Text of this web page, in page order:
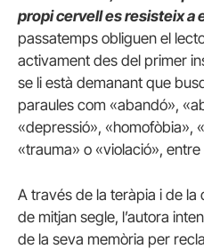
propi cervell es resisteix a
passatemps obliguen el
activament des del primer
se li està demanant que
paraules com «abandó»,
«depressió», «homofòbia»,
«trauma» o «violació»,
A través de la teràpia i de la
de mitjan segle, l’autora
de la seva memòria per